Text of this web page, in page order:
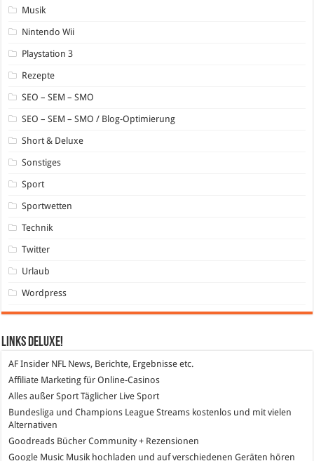
Musik
Nintendo Wii
Playstation 3
Rezepte
SEO – SEM – SMO
SEO – SEM – SMO / Blog-Optimierung
Short & Deluxe
Sonstiges
Sport
Sportwetten
Technik
Twitter
Urlaub
Wordpress
Links DeLuXe!
AF Insider NFL News, Berichte, Ergebnisse etc.
Affiliate Marketing für Online-Casinos
Alles außer SportTäglicher Live Sport
Bundesliga und Champions League Streams kostenlos und mit vielen
Alternativen
Goodreads Bücher Community + Rezensionen
Google Music Musik hochladen und auf verschiedenen Geräten hören